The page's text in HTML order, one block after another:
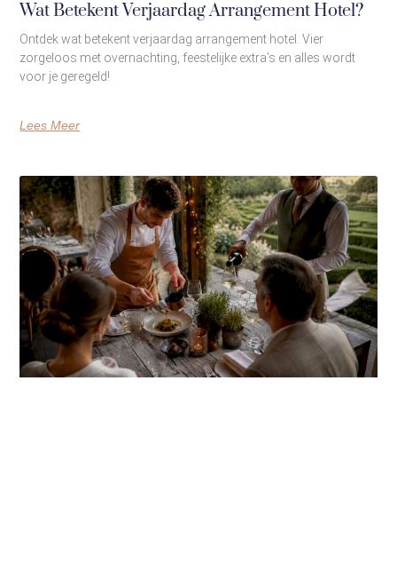
Wat Betekent Verjaardag Arrangement Hotel?
Ontdek wat betekent verjaardag arrangement hotel. Vier
zorgeloos met overnachting, feestelijke extra’s en alles wordt
voor je geregeld!
Lees Meer